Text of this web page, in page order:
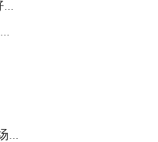
广发期货：股指早报--逢低试多IC，做好资金管理--20190903
广发期货：国债期货早报20190903-逆周期政策或进一步加码
李陈亮：铁矿石利用涨停板寻求绝佳出场点